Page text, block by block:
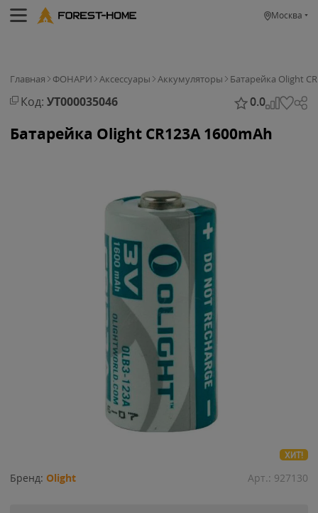
Москва
Главная ФОНАРИ Аксессуары Аккумуляторы Батарейка Olight
Код: УТ000035046 0.0
Батарейка Olight CR123A 1600mAh
ХИТ!
Бренд: Olight Арт.: 927130